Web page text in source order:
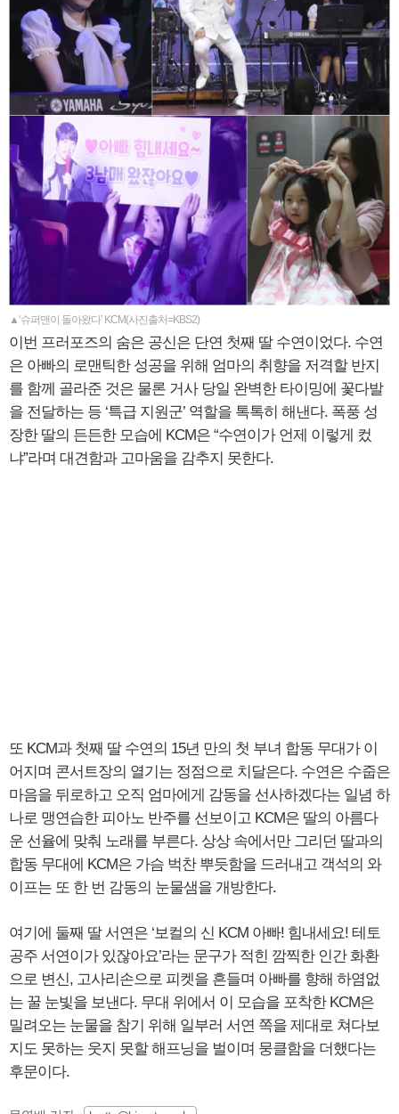
▲‘슈퍼맨이 돌아왔다’ KCM(사진출처=KBS2)
이번 프러포즈의 숨은 공신은 단연 첫째 딸 수연이었다. 수연
은 아빠의 로맨틱한 성공을 위해 엄마의 취향을 저격할 반지
를 함께 골라준 것은 물론 거사 당일 완벽한 타이밍에 꽃다발
을 전달하는 등 ‘특급 지원군’ 역할을 톡톡히 해낸다. 폭풍 성
장한 딸의 든든한 모습에 KCM은 “수연이가 언제 이렇게 컸
냐”라며 대견함과 고마움을 감추지 못한다.
또 KCM과 첫째 딸 수연의 15년 만의 첫 부녀 합동 무대가 이
어지며 콘서트장의 열기는 정점으로 치달은다. 수연은 수줍은
마음을 뒤로하고 오직 엄마에게 감동을 선사하겠다는 일념 하
나로 맹연습한 피아노 반주를 선보이고 KCM은 딸의 아름다
운 선율에 맞춰 노래를 부른다. 상상 속에서만 그리던 딸과의
합동 무대에 KCM은 가슴 벅찬 뿌듯함을 드러내고 객석의 와
이프는 또 한 번 감동의 눈물샘을 개방한다.
여기에 둘째 딸 서연은 ‘보컬의 신 KCM 아빠! 힘내세요! 테토
공주 서연이가 있잖아요’라는 문구가 적힌 깜찍한 인간 화환
으로 변신, 고사리손으로 피켓을 흔들며 아빠를 향해 하염없
는 꿀 눈빛을 보낸다. 무대 위에서 이 모습을 포착한 KCM은
밀려오는 눈물을 참기 위해 일부러 서연 쪽을 제대로 쳐다보
지도 못하는 웃지 못할 해프닝을 벌이며 뭉클함을 더했다는
후문이다.